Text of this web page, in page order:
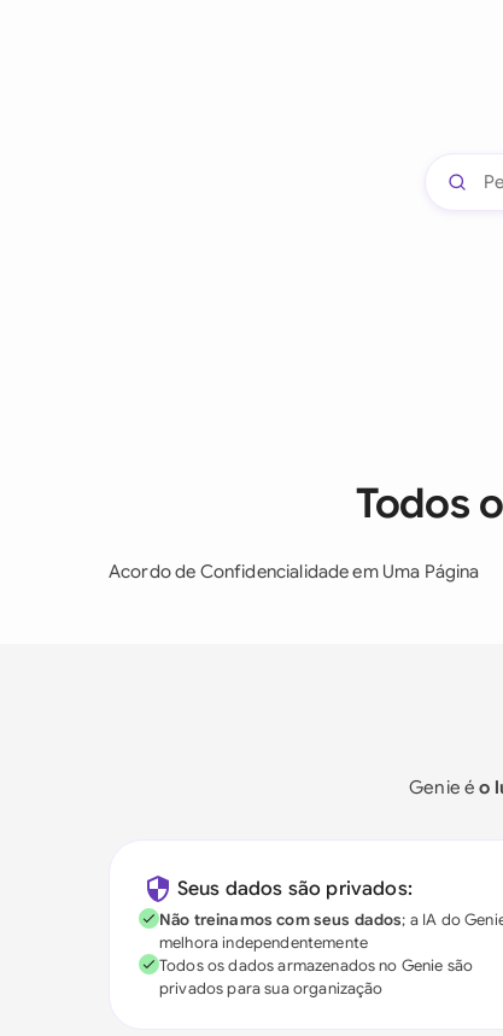
Todos
Acordo de Confidencialidade em Uma Página
Genie éo
Seus dados são privados:
Não treinamos com seus dados; a IA do
melhora independentemente
Todos os dados armazenados no Genie são
privados para sua organização